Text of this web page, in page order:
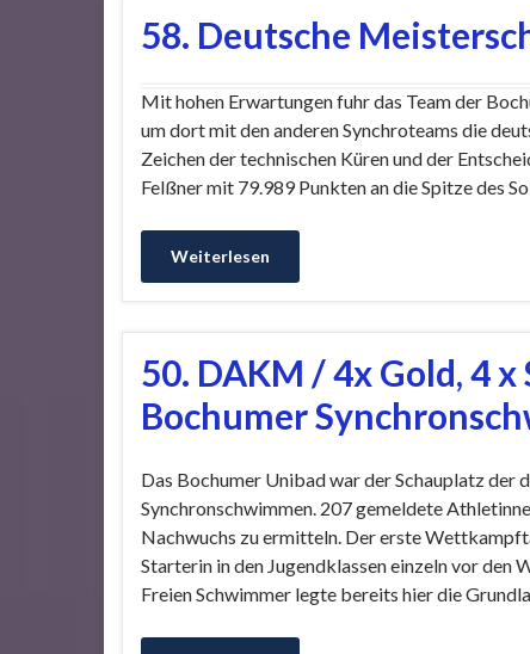
58. Deutsche
Mit hohen Erwartungen fuhr das Team der
um dort mit den anderen Synchroteams die
Zeichen der technischen Küren und der
Felßner mit 79.989 Punkten an die Spitze des
Weiterlesen
50. DAKM / 4x Gold, 4
Bochumer
Das Bochumer Unibad war der Schauplatz
Synchronschwimmen. 207 gemeldete
Nachwuchs zu ermitteln. Der erste
Starterin in den Jugendklassen einzeln vor den
Freien Schwimmer legte bereits hier die